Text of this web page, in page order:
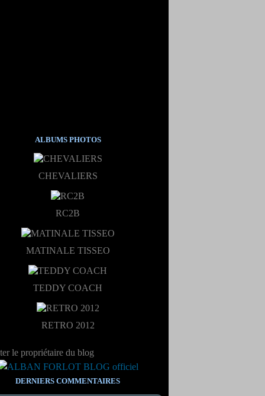
ALBUMS PHOTOS
CHEVALIERS
RC2B
MATINALE TISSEO
TEDDY COACH
RETRO 2012
le propriétaire du blog
DERNIERS COMMENTAIRES